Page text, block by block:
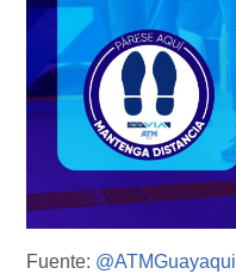
Fuente: @ATMGuayaquil